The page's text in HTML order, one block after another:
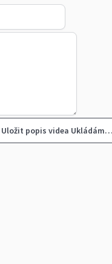
Uložit popis videa